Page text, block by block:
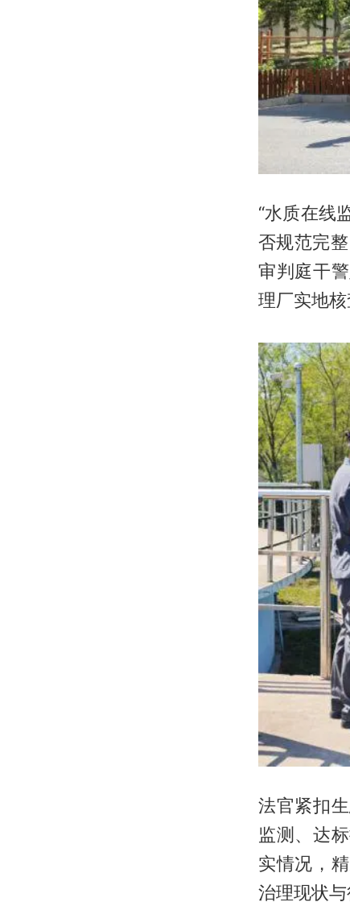
“水质在线
否规范完
审判庭干
理厂实地核
法官紧扣
监测、达
实情况，
治理现状与